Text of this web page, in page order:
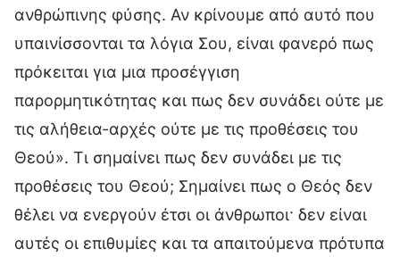
ανθρώπινης φύσης. Αν κρίνουμε από αυτό που
υπαινίσσονται τα λόγια Σου, είναι φανερό πως
πρόκειται για μια προσέγγιση
παρορμητικότητας και πως δεν συνάδει ούτε με
τις αλήθεια-αρχές ούτε με τις προθέσεις του
Θεού». Τι σημαίνει πως δεν συνάδει με τις
προθέσεις του Θεού; Σημαίνει πως ο Θεός δεν
θέλει να ενεργούν έτσι οι άνθρωποι· δεν είναι
αυτές οι επιθυμίες και τα απαιτούμενα πρότυπα